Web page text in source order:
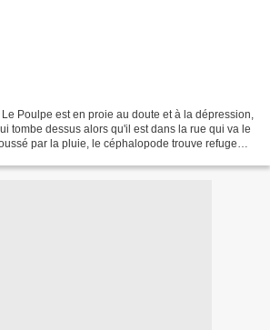
Poulpe est en proie au doute et à la dépression,
tombe dessus alors qu'il est dans la rue qui va le
par la pluie, le céphalopode trouve refuge